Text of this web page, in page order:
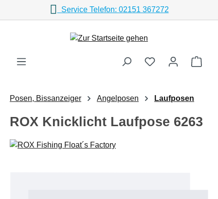
Zum Hauptinhalt springenService Telefon: 02151 367272
Posen, Bissanzeiger Angelposen Laufposen
ROX Knicklicht Laufpose 6263